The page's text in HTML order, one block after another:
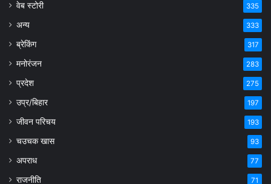
वेब स्टोरी 335
अन्य 333
ब्रेकिंग 317
मनोरंजन 283
प्रदेश 275
उप्र/बिहार 197
जीवन परिचय 193
चउचक खास 93
अपराध 77
राजनीति 71